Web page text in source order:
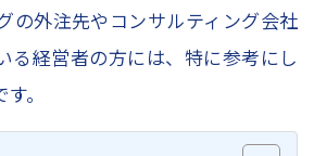
を徹底解説」
の外注先やコンサルティング会社
る経営者の方には、特に参考にし
。